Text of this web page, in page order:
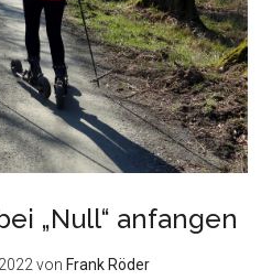
„Null“ anfangen
von Frank Röder